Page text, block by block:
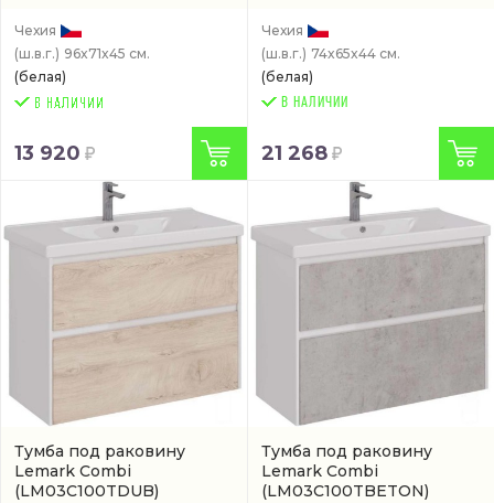
Чехия
(ш.в.г.) 96x71x45 см.
(белая)
13 920
Чехия
(ш.в.г.) 74x65x44 см.
(белая)
В НАЛИЧИИ
21 268
Тумба под раковину
Lemark Combi
(LM03C100TDUB)
Тумба под раковину
Lemark Combi
(LM03C100TBETON)